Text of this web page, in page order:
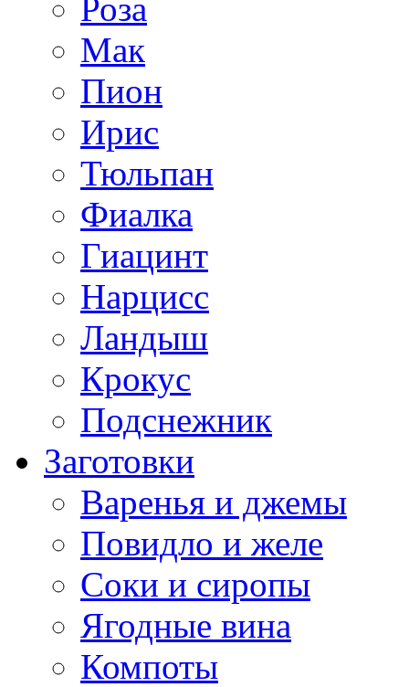
Роза
Мак
Пион
Ирис
Тюльпан
Фиалка
Гиацинт
Нарцисс
Ландыш
Крокус
Подснежник
Заготовки
Варенья и джемы
Повидло и желе
Соки и сиропы
Ягодные вина
Компоты